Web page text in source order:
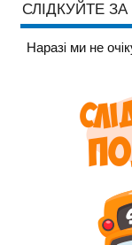
СЛІДКУЙТЕ
Наразi ми не